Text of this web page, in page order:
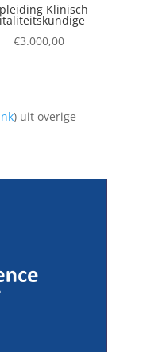
Klinisch
€3.000,00
) uit overige